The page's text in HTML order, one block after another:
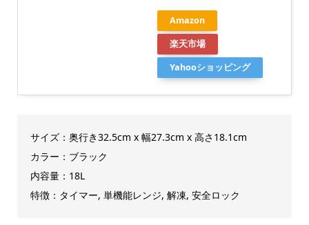
Amazon
楽天市場
Yahooショッピング
サイズ：奥行き32.5cm x 幅27.3cm x 高さ18.1cm
カラー：ブラック
内容量：18L
特徴：タイマー, 単機能レンジ, 解凍, 安全ロック